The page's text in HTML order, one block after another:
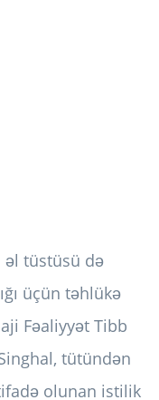
tüstüsü də
üçün təhlükə
Fəaliyyət Tibb
tütündən
olunan istilik